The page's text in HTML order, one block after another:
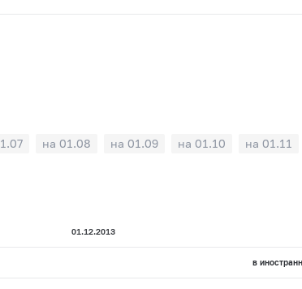
на 01.08 на 01.09 на 01.10 на 01.11
01.12.2013
в